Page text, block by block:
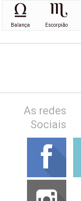
Balança Escorpião
As redes
Sociais